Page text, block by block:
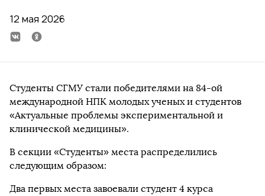
12 мая 2026
Студенты СГМУ стали победителями на 84-ой
международной НПК молодых ученых и студентов
«Актуальные проблемы экспериментальной и
клинической медицины».
В секции «Студенты» места распределились
следующим образом:
Два первых места завоевали студент 4 курса